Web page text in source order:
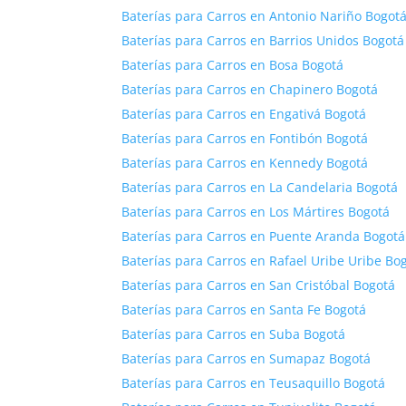
Baterías para Carros en Antonio Nariño Bogotá
Baterías para Carros en Barrios Unidos Bogotá
Baterías para Carros en Bosa Bogotá
Baterías para Carros en Chapinero Bogotá
Baterías para Carros en Engativá Bogotá
Baterías para Carros en Fontibón Bogotá
Baterías para Carros en Kennedy Bogotá
Baterías para Carros en La Candelaria Bogotá
Baterías para Carros en Los Mártires Bogotá
Baterías para Carros en Puente Aranda Bogotá
Baterías para Carros en Rafael Uribe Uribe
Baterías para Carros en San Cristóbal Bogotá
Baterías para Carros en Santa Fe Bogotá
Baterías para Carros en Suba Bogotá
Baterías para Carros en Sumapaz Bogotá
Baterías para Carros en Teusaquillo Bogotá